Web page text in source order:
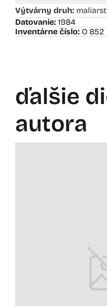
Výtvárny druh:
Datovanie: 1984
Inventárne číslo: O 852
ďalšie
autora